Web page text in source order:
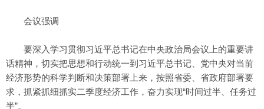
会议强调
要深入学习贯彻习近平总书记在中央政治局会议上的重要讲
话精神，切实把思想和行动统一到习近平总书记、党中央对当前
经济形势的科学判断和决策部署上来，按照省委、省政府部署要
求，抓紧抓细抓实二季度经济工作，奋力实现“时间过半、任务过
半”。